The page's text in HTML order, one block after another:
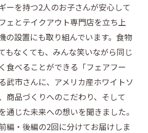
ーを持つ2人のお子さんが安心して
ェとテイクアウト専門店を立ち上
の設置にも取り組んでいます。食物
もなくても、みんな笑いながら同じ
食べることができる「フェアフー
武市さんに、アメリカ産ホワイトソ
商品づくりへのこだわり、そして
通じた未来への想いを聞きました。
編・後編の2回に分けてお届けしま